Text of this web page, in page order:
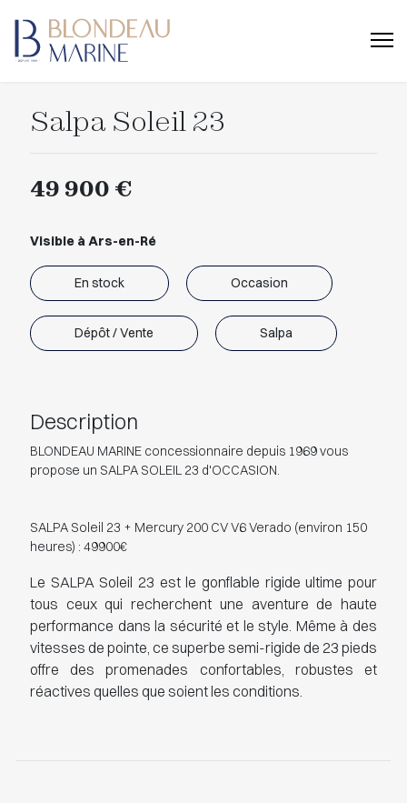
Salpa Soleil 23
49 900 €
Visible à Ars-en-Ré
En stock Occasion
Dépôt / Vente Salpa
Description
BLONDEAU MARINE concessionnaire depuis 1969 vous
propose un SALPA SOLEIL 23 d'OCCASION.
SALPA Soleil 23 + Mercury 200 CV V6 Verado (environ 150
heures) : 49900€
Le SALPA Soleil 23 est le gonflable rigide ultime pour
tous ceux qui recherchent une aventure de haute
performance dans la sécurité et le style. Même à des
vitesses de pointe, ce superbe semi-rigide de 23 pieds
offre des promenades confortables, robustes et
réactives quelles que soient les conditions.